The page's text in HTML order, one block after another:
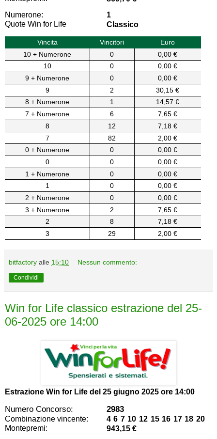
Numerone:
1
Quote Win for Life
Classico
Vincita Vincitori
Euro
10 + Numerone
0
0,00 €
10
0
0,00 €
9 + Numerone
0
0,00 €
9
2
30,15 €
8 + Numerone
1
14,57 €
7 + Numerone
6
7,65 €
8
12
7,18 €
7
82
2,00 €
0 + Numerone
0
0,00 €
0
0
0,00 €
1 + Numerone
0
0,00 €
1
0
0,00 €
2 + Numerone
0
0,00 €
3 + Numerone
2
7,65 €
2
8
7,18 €
3
29 2,00 €
bitfactory alle 15:10 Nessun commento:
Condividi
Win for Life classico estrazione del 25-
06-2025 ore 14:00
Estrazione Win for Life del 25 giugno 2025 ore 14:00
Numero Concorso: 2983
Combinazione vincente:
4 6 7 10 12 15 16 17 18 20
Montepremi:
943,15 €